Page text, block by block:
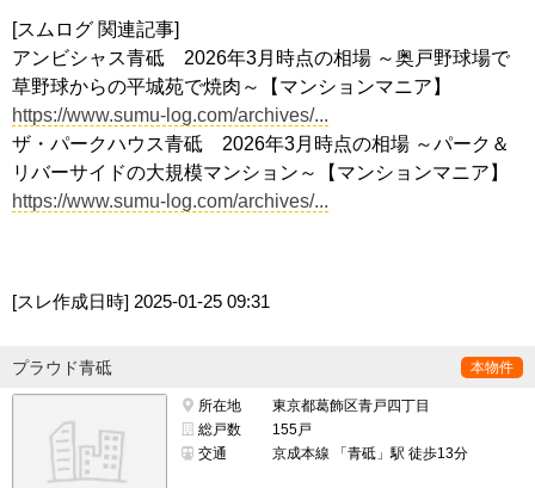
[スムログ 関連記事]
アンビシャス青砥 2026年3月時点の相場 ～奥戸野球場で
草野球からの平城苑で焼肉～【マンションマニア】
https://www.sumu-log.com/archives/...
ザ・パークハウス青砥 2026年3月時点の相場 ～パーク＆
リバーサイドの大規模マンション～【マンションマニア】
https://www.sumu-log.com/archives/...
[スレ作成日時] 2025-01-25 09:31
プラウド青砥 本物件
所在地
東京都葛飾区青戸四丁目
総戸数
155戸
交通
京成本線 「青砥」駅 徒歩13分